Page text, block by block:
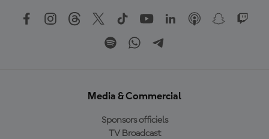
Media & Commercial
Sponsors officiels
TV Broadcast